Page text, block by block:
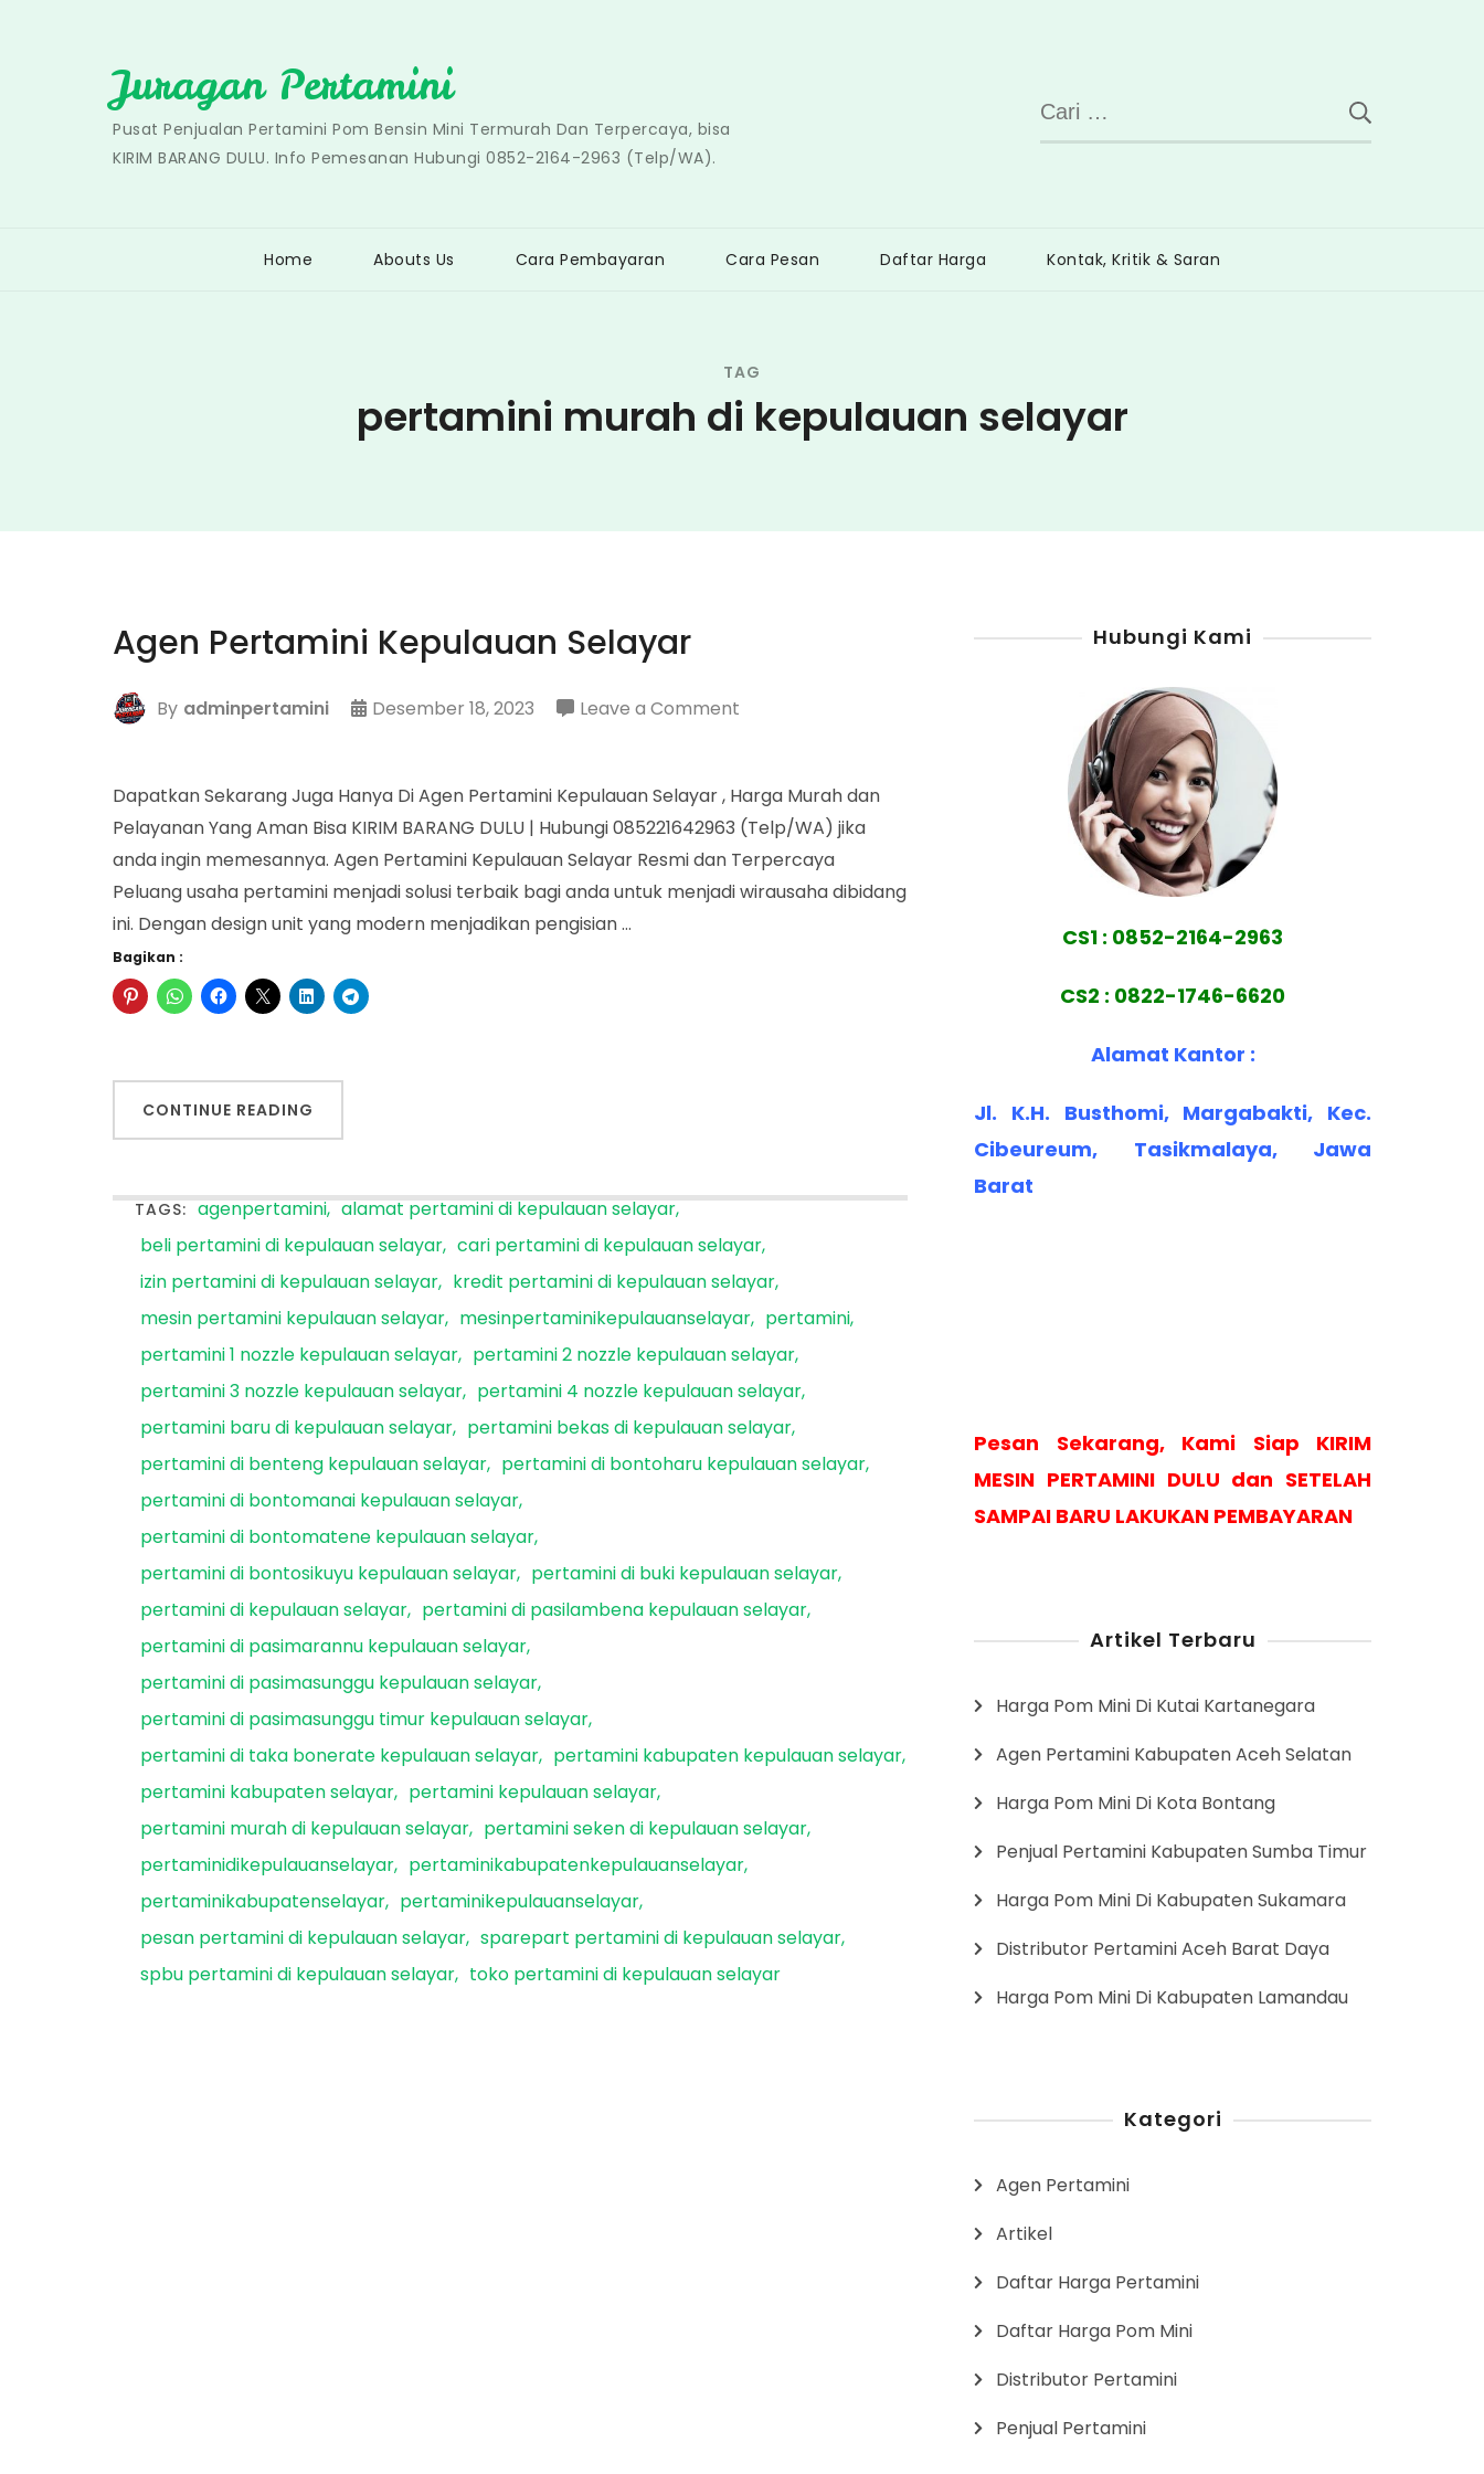
Juragan Pertamini
Pusat Penjualan Pertamini Pom Bensin Mini Termurah Dan Terpercaya, bisa
KIRIM BARANG DULU. Info Pemesanan Hubungi 0852-2164-2963 (Telp/WA).
Cari
untuk:
Home Abouts Us Cara Pembayaran Cara Pesan Daftar Harga Kontak, Kritik & Saran
TAG
pertamini murah di kepulauan selayar
Agen Pertamini Kepulauan Selayar
By adminpertamini Desember 18, 2023 Leave a Commenton
Kepulauan
Selayar
Dapatkan Sekarang Juga Hanya Di Agen Pertamini Kepulauan Selayar , Harga Murah dan
Pelayanan Yang Aman Bisa KIRIM BARANG DULU | Hubungi 085221642963 (Telp/WA) jika
anda ingin memesannya. Agen Pertamini Kepulauan Selayar Resmi dan Terpercaya
Peluang usaha pertamini menjadi solusi terbaik bagi anda untuk menjadi wirausaha dibidang
ini. Dengan design unit yang modern menjadikan pengisian …
Bagikan :
CONTINUE READING
TAGS: agenpertamini alamat pertamini di kepulauan selayar
beli pertamini di kepulauan selayar cari pertamini di kepulauan selayar
izin pertamini di kepulauan selayar
kredit pertamini di kepulauan selayar
mesin pertamini kepulauan selayar
mesinpertaminikepulauanselayar
pertamini
pertamini 1 nozzle kepulauan selayar
pertamini 2 nozzle kepulauan selayar
pertamini 3 nozzle kepulauan selayar
pertamini 4 nozzle kepulauan selayar
pertamini baru di kepulauan selayar
pertamini bekas di kepulauan selayar
pertamini di benteng kepulauan selayar
pertamini di bontoharu kepulauan selayar
pertamini di bontomanai kepulauan selayar
pertamini di bontomatene kepulauan selayar
pertamini di bontosikuyu kepulauan selayar
pertamini di buki kepulauan selayar
pertamini di kepulauan selayar
pertamini di pasilambena kepulauan selayar
pertamini di pasimarannu kepulauan selayar
pertamini di pasimasunggu kepulauan selayar
pertamini di pasimasunggu timur kepulauan selayar
pertamini di taka bonerate kepulauan selayar
pertamini kabupaten kepulauan selayar
pertamini kabupaten selayar
pertamini kepulauan selayar
pertamini murah di kepulauan selayar
pertamini seken di kepulauan selayar
pertaminidikepulauanselayar
pertaminikabupatenkepulauanselayar
pertaminikabupatenselayar
pertaminikepulauanselayar
pesan pertamini di kepulauan selayar sparepart pertamini di kepulauan selayar
spbu pertamini di kepulauan selayar
toko pertamini di kepulauan selayar
Hubungi Kami
CS1 : 0852-2164-2963
CS2 : 0822-1746-6620
Alamat Kantor :
Jl. K.H. Busthomi, Margabakti, Kec.
Cibeureum, Tasikmalaya, Jawa
Barat
Pesan Sekarang, Kami Siap KIRIM
MESIN PERTAMINI DULU dan SETELAH
SAMPAI BARU LAKUKAN PEMBAYARAN
Artikel Terbaru
Harga Pom Mini Di Kutai Kartanegara
Agen Pertamini Kabupaten Aceh Selatan
Harga Pom Mini Di Kota Bontang
Penjual Pertamini Kabupaten Sumba Timur
Harga Pom Mini Di Kabupaten Sukamara
Distributor Pertamini Aceh Barat Daya
Harga Pom Mini Di Kabupaten Lamandau
Kategori
Agen Pertamini
Artikel
Daftar Harga Pertamini
Daftar Harga Pom Mini
Distributor Pertamini
Penjual Pertamini